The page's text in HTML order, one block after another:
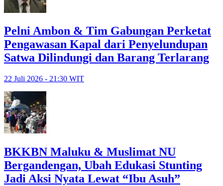
Pelni Ambon & Tim Gabungan Perketat
Pengawasan Kapal dari Penyelundupan
Satwa Dilindungi dan Barang Terlarang
22 Juli 2026 - 21:30 WIT
BKKBN Maluku & Muslimat NU
Bergandengan, Ubah Edukasi Stunting
Jadi Aksi Nyata Lewat “Ibu Asuh”